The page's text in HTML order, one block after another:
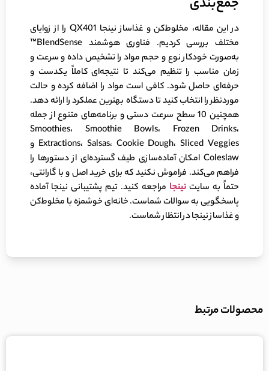
جمع‌بندی
در این مقاله، مخلوط‌کن و غذاساز نینجا QX401 را از زوایای
مختلف بررسی کردیم. فناوری هوشمند BlendSense™
به‌صورت خودکار نوع و حجم مواد را تشخیص داده و سرعت و
زمان مناسب را تنظیم می‌کند تا نتیجه‌ای کاملاً یکدست و
حرفه‌ای حاصل شود. کافی است مواد را اضافه کرده و حالت
موردنظر را انتخاب کنید تا دستگاه بهترین عملکرد را ارائه دهد.
همچنین 10 سطح سرعت دستی و برنامه‌های متنوع از جمله
Smoothies، Smoothie Bowls، Frozen Drinks،
Extractions، Salsas، Cookie Dough، Sliced Veggies و
Coleslaw امکان آماده‌سازی طیف گسترده‌ای از دستورها را
فراهم می‌کند. فراموش نکنید که برای خرید اصل و با گارانتی،
حتماً به سایتنینجا مراجعه کنید. تیم پشتیبانی نینجا آماده
پاسخگویی به سوالات شماست. خانه‌ای خوشمزه با مخلوط‌کن
و غذاساز نینجا در انتظار شماست.
محصولات مرتبط